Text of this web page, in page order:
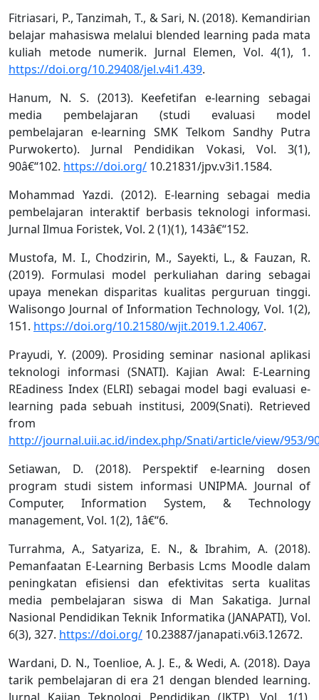
Fitriasari, P., Tanzimah, T., & Sari, N. (2018). Kemandirian
belajar mahasiswa melalui blended learning pada mata
kuliah metode numerik. Jurnal Elemen, Vol. 4(1), 1.
https://doi.org/10.29408/jel.v4i1.439.
Hanum, N. S. (2013). Keefetifan e-learning sebagai
media pembelajaran (studi evaluasi model
pembelajaran e-learning SMK Telkom Sandhy Putra
Purwokerto). Jurnal Pendidikan Vokasi, Vol. 3(1),
90â€“102. https://doi.org/ 10.21831/jpv.v3i1.1584.
Mohammad Yazdi. (2012). E-learning sebagai media
pembelajaran interaktif berbasis teknologi informasi.
Jurnal Ilmua Foristek, Vol. 2 (1)(1), 143â€“152.
Mustofa, M. I., Chodzirin, M., Sayekti, L., & Fauzan, R.
(2019). Formulasi model perkuliahan daring sebagai
upaya menekan disparitas kualitas perguruan tinggi.
Walisongo Journal of Information Technology, Vol. 1(2),
151. https://doi.org/10.21580/wjit.2019.1.2.4067.
Prayudi, Y. (2009). Prosiding seminar nasional aplikasi
teknologi informasi (SNATI). Kajian Awal: E-Learning
REadiness Index (ELRI) sebagai model bagi evaluasi e-
learning pada sebuah institusi, 2009(Snati). Retrieved
from
http://journal.uii.ac.id/index.php/Snati/article/view/953/
Setiawan, D. (2018). Perspektif e-learning dosen
program studi sistem informasi UNIPMA. Journal of
Computer, Information System, & Technology
management, Vol. 1(2), 1â€“6.
Turrahma, A., Satyariza, E. N., & Ibrahim, A. (2018).
Pemanfaatan E-Learning Berbasis Lcms Moodle dalam
peningkatan efisiensi dan efektivitas serta kualitas
media pembelajaran siswa di Man Sakatiga. Jurnal
Nasional Pendidikan Teknik Informatika (JANAPATI), Vol.
6(3), 327. https://doi.org/ 10.23887/janapati.v6i3.12672.
Wardani, D. N., Toenlioe, A. J. E., & Wedi, A. (2018). Daya
tarik pembelajaran di era 21 dengan blended learning.